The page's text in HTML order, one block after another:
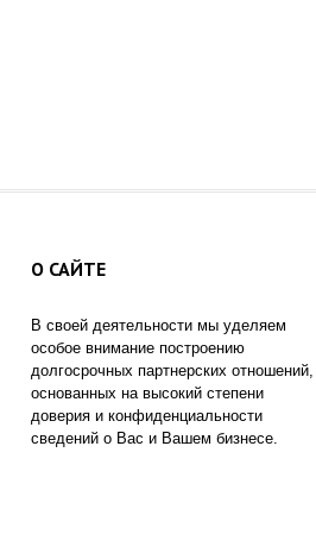
О САЙТЕ
В своей деятельности мы уделяем
особое внимание построению
долгосрочных партнерских отношений,
основанных на высокий степени
доверия и конфиденциальности
сведений о Вас и Вашем бизнесе.